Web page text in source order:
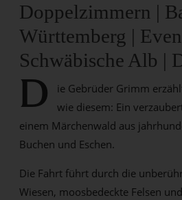
Doppelzimmern |
Württemberg |
Schwäbische Alb |
D
ie Gebrüder Grimm
wie diesem: Ein
einem Märchenwald aus
Buchen und Eschen.
Die Fahrt führt durch die
Wiesen, moosbedeckte Felsen